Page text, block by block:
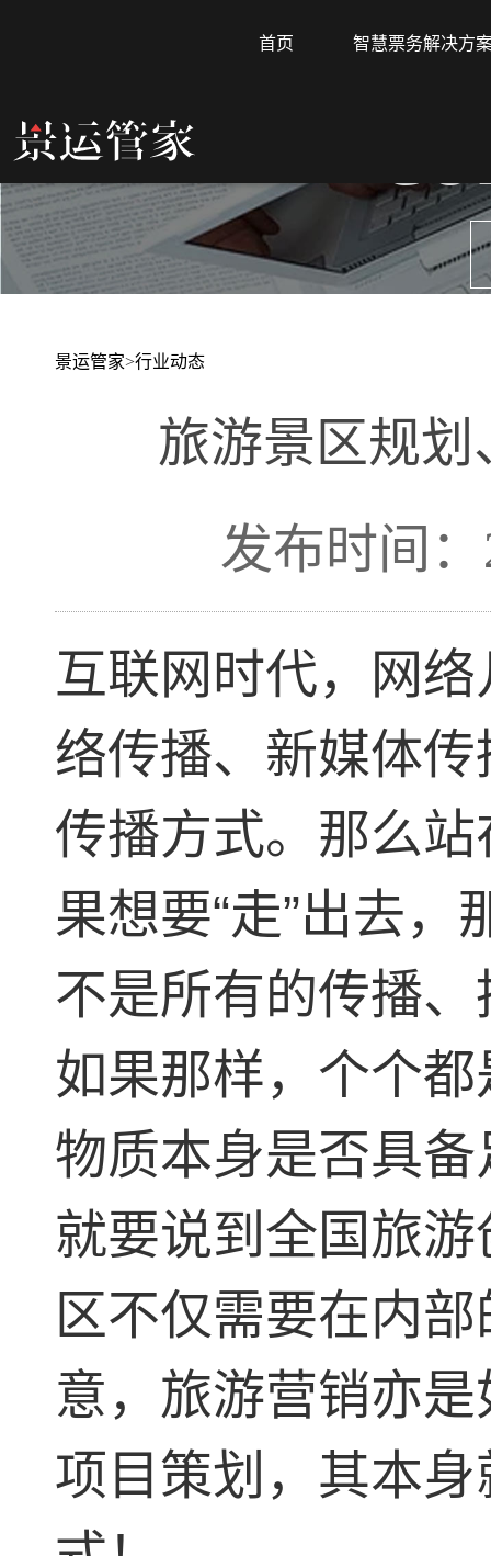
首页 智慧票务解决方
景运管家>行业动态
旅游景区规
发布时间：
互联网时代，网
络传播、新媒体
传播方式。那么
果想要“走”出去
不是所有的传播
如果那样，个个都
物质本身是否具
就要说到全国旅游
区不仅需要在内
意，旅游营销亦
项目策划，其本